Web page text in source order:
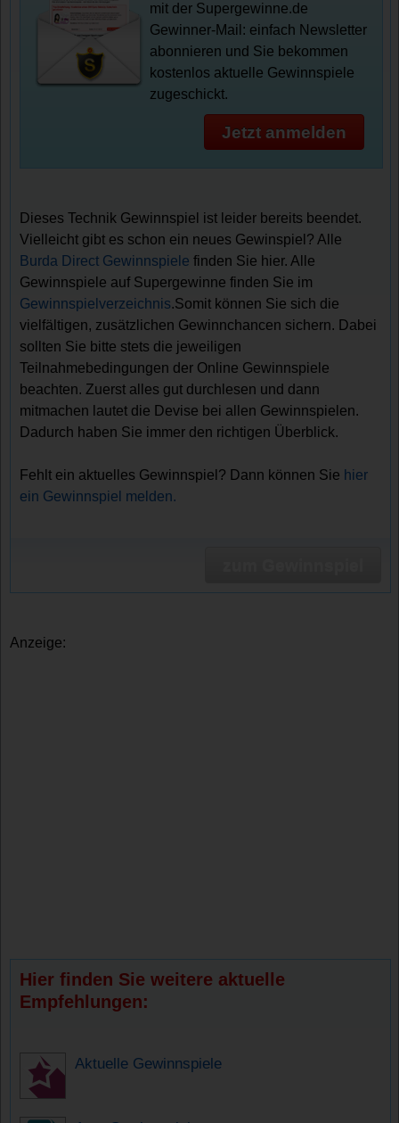
mit der Supergewinne.de
Gewinner-Mail: einfach Newsletter
abonnieren und Sie bekommen
kostenlos aktuelle Gewinnspiele
zugeschickt.
Jetzt anmelden
Dieses Technik Gewinnspiel ist leider bereits beendet.
Vielleicht gibt es schon ein neues Gewinspiel? Alle
Burda Direct Gewinnspiele finden Sie hier. Alle
Gewinnspiele auf Supergewinne finden Sie im
Gewinnspielverzeichnis.Somit können Sie sich die
vielfältigen, zusätzlichen Gewinnchancen sichern. Dabei
sollten Sie bitte stets die jeweiligen
Teilnahmebedingungen der Online Gewinnspiele
beachten. Zuerst alles gut durchlesen und dann
mitmachen lautet die Devise bei allen Gewinnspielen.
Dadurch haben Sie immer den richtigen Überblick.
Fehlt ein aktuelles Gewinnspiel? Dann können Sie hier
ein Gewinnspiel melden.
Anzeige:
Hier finden Sie weitere aktuelle
Empfehlungen:
Aktuelle Gewinnspiele